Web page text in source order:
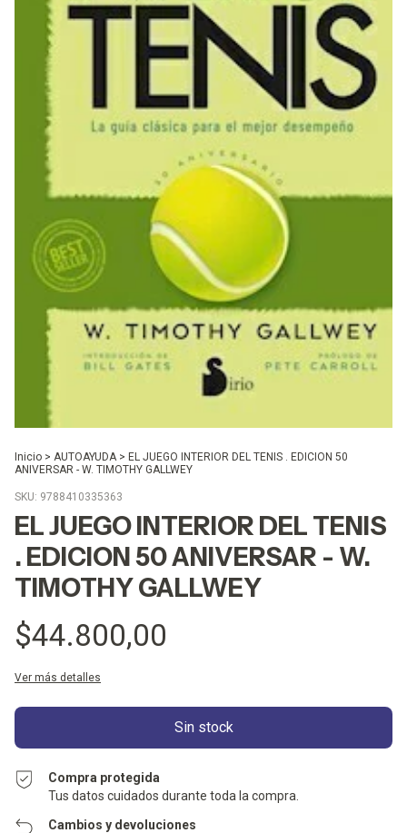
Inicio > AUTOAYUDA > EL JUEGO INTERIOR DEL TENIS . EDICION 50
ANIVERSAR - W. TIMOTHY GALLWEY
SKU: 9788410335363
EL JUEGO INTERIOR DEL TENIS
. EDICION 50 ANIVERSAR - W.
TIMOTHY GALLWEY
$44.800,00
Ver más detalles
Compra protegida
Tus datos cuidados durante toda la compra.
Cambios y devoluciones